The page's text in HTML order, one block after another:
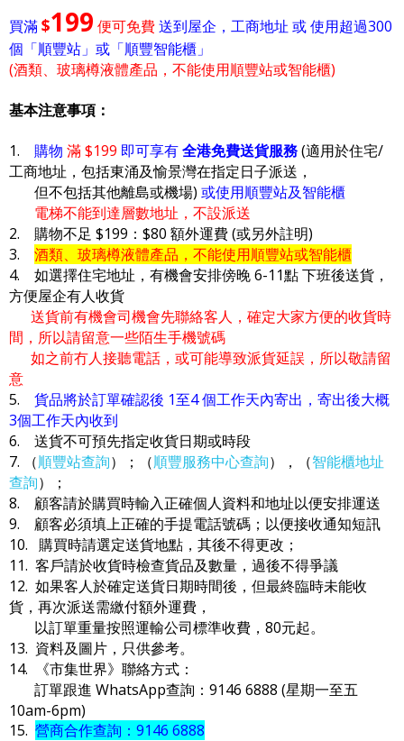
買滿$199 便可免費送到屋企，工商地址 或 使用超過300
個「順豐站」或「順豐智能櫃」
(酒類、玻璃樽液體產品，不能使用順豐站或智能櫃)
基本注意事項：
1. 購物 滿 $199 即可享有全港免費送貨服務(適用於住宅/
工商地址，包括東涌及愉景灣在指定日子派送，
但不包括其他離島或機場) 或使用順豐站及智能櫃
電梯不能到達層數地址，不設派送
2. 購物不足 $199：$80 額外運費 (或另外註明)
3. 酒類、玻璃樽液體產品，不能使用順豐站或智能櫃
4. 如選擇住宅地址，有機會安排傍晚 6-11點 下班後送貨，
方便屋企有人收貨
送貨前有機會司機會先聯絡客人，確定大家方便的收貨時
間，所以請留意一些陌生手機號碼
如之前冇人接聽電話，或可能導致派貨延誤，所以敬請留
意
5. 貨品將於訂單確認後 1至4 個工作天內寄出，寄出後大概
3個工作天內收到
6. 送貨不可預先指定收貨日期或時段
7. （順豐站查詢）；（順豐服務中心查詢），（智能櫃地址
查詢）；
8. 顧客請於購買時輸入正確個人資料和地址以便安排運送
9. 顧客必須填上正確的手提電話號碼；以便接收通知短訊
10. 購買時請選定送貨地點，其後不得更改；
11. 客戶請於收貨時檢查貨品及數量，過後不得爭議
12. 如果客人於確定送貨日期時間後，但最終臨時未能收
貨，再次派送需繳付額外運費，
以訂單重量按照運輸公司標準收費，80元起。
13. 資料及圖片，只供參考。
14. 《市集世界》聯絡方式：
訂單跟進 WhatsApp查詢：9146 6888 (星期一至五
10am-6pm)
15. 營商合作查詢：9146 6888